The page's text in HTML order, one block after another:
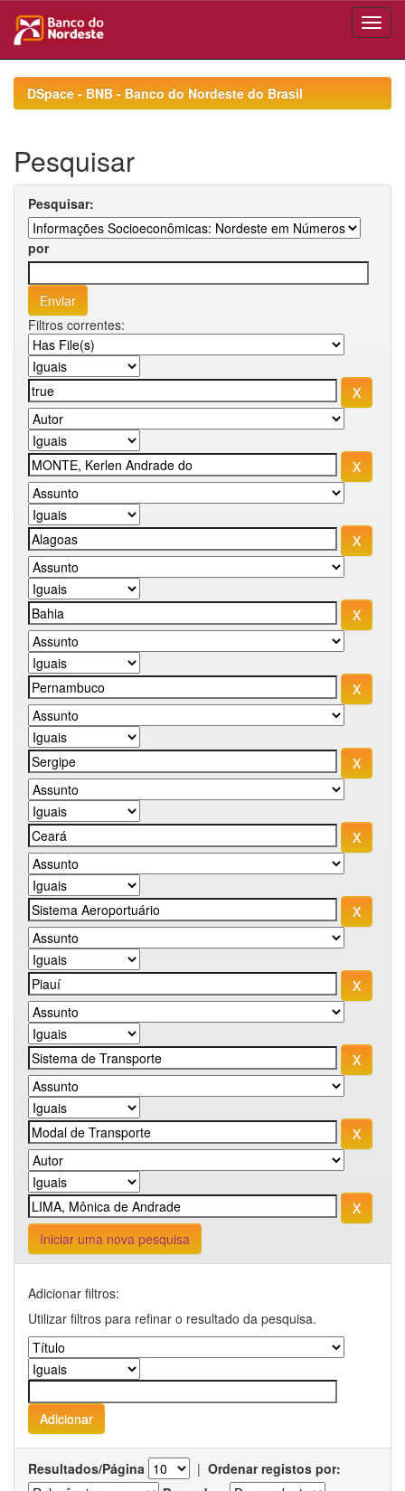
navigationDSpace - BNB - Banco do Nordeste do Brasil
Pesquisar
Pesquisar:
por
Filtros correntes:
Iniciar uma nova pesquisa
Adicionar filtros:
Utilizar filtros para refinar o resultado da pesquisa.
Resultados/Página | Ordenar registos por: